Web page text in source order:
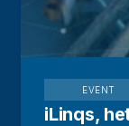
EVENT
iLinqs,